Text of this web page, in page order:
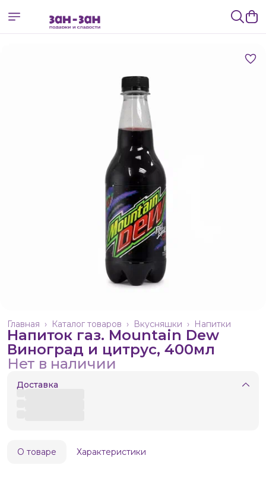
Напитки
Вкусняшки ›
Каталог товаров ›
Главная ›
Напиток газ. Mountain Dew
Виноград и цитрус, 400мл
Нет в наличии
Доставка
О товаре Характеристики